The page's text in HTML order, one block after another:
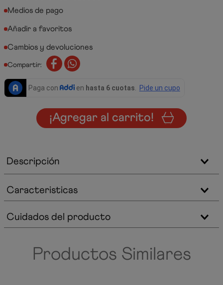
Medios de pago
Cambios y devoluciones
Compartir:
¡Agregar al carrito!
Descripción
Caracteristicas
Cuidados del producto
Productos Similares